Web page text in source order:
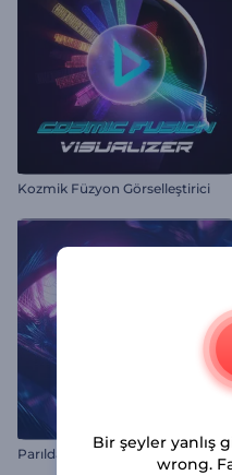
Kozmik Füzyon Görselleştirici
Parıldayan Tünel Görselleştirici
Bir şeyler yanlış
wrong.